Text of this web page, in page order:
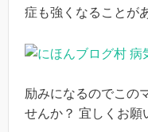
症も強くなることが
励みになるのでこの
せんか？ 宜しくお願